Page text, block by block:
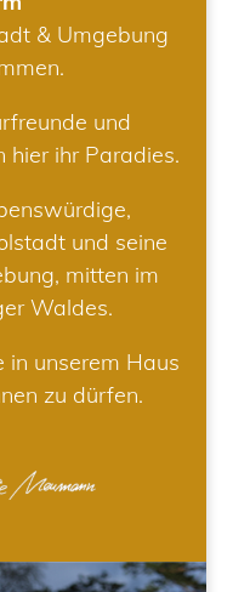
& Umgebung
und
hier ihr Paradies.
und seine
mitten im
Waldes.
in unserem Haus
zu dürfen.